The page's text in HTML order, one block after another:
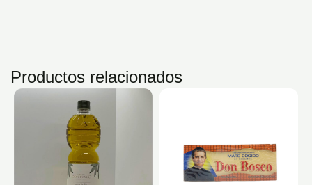
Productos relacionados